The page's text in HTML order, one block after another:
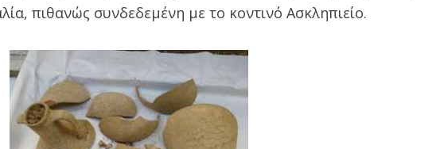
πιθανώς συνδεδεμένη με το κοντινό Ασκληπιείο.